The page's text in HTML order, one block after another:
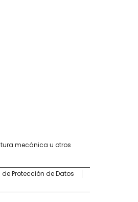
mecánica u otros
Protección de Datos